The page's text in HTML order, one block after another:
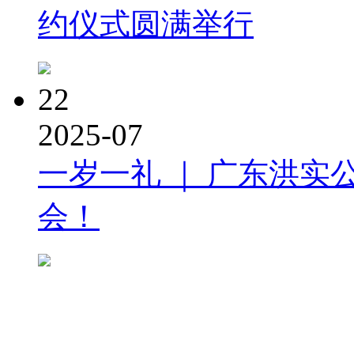
约仪式圆满举行
22
2025-07
一岁一礼 ｜ 广东洪实
会！